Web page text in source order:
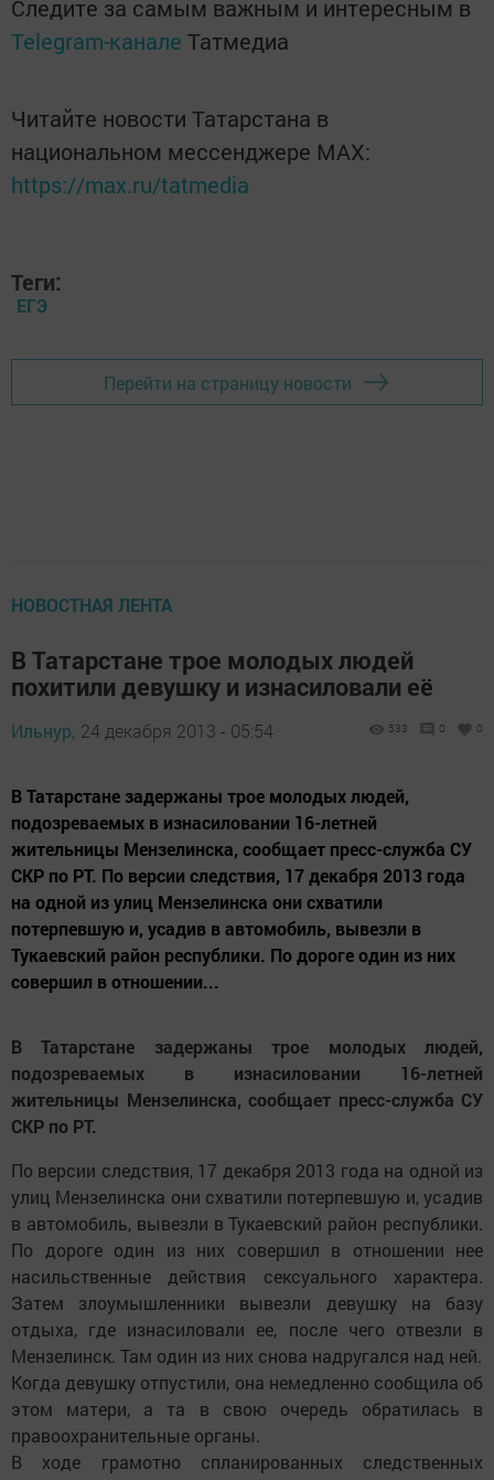
Следите за самым важным и интересным в
Telegram-канале Татмедиа
Читайте новости Татарстана в
национальном мессенджере MАХ:
https://max.ru/tatmedia
Теги:
ЕГЭ
Перейти на страницу новости
НОВОСТНАЯ ЛЕНТА
В Татарстане трое молодых людей
похитили девушку и изнасиловали её
Ильнур, 24 декабря 2013 - 05:54 533 0 0
В Татарстане задержаны трое молодых людей,
подозреваемых в изнасиловании 16-летней
жительницы Мензелинска, сообщает пресс-служба СУ
СКР по РТ. По версии следствия, 17 декабря 2013 года
на одной из улиц Мензелинска они схватили
потерпевшую и, усадив в автомобиль, вывезли в
Тукаевский район республики. По дороге один из них
совершил в отношении...
В Татарстане задержаны трое молодых людей,
подозреваемых в изнасиловании 16-летней
жительницы Мензелинска, сообщает пресс-служба СУ
СКР по РТ.
По версии следствия, 17 декабря 2013 года на одной из
улиц Мензелинска они схватили потерпевшую и, усадив
в автомобиль, вывезли в Тукаевский район республики.
По дороге один из них совершил в отношении нее
насильственные действия сексуального характера.
Затем злоумышленники вывезли девушку на базу
отдыха, где изнасиловали ее, после чего отвезли в
Мензелинск. Там один из них снова надругался над ней.
Когда девушку отпустили, она немедленно сообщила об
этом матери, а та в свою очередь обратилась в
правоохранительные органы.
В ходе грамотно спланированных следственных